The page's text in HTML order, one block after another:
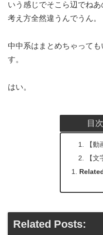
いう感じでそこら辺でね
考え方全然違うんでうん。
中中系はまとめちゃって
す。
はい。
目次
【動
【文
Related Posts: